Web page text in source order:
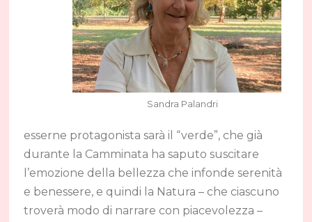
Sandra Palandri
esserne protagonista sarà il “verde”, che già
durante la Camminata ha saputo suscitare
l’emozione della bellezza che infonde serenità
e benessere, e quindi la Natura – che ciascuno
troverà modo di narrare con piacevolezza –